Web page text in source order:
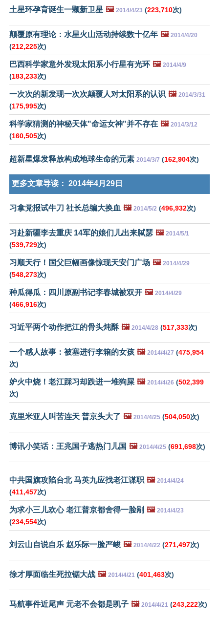
土星环孕育诞生一颗新卫星 🖼️ 2014/4/23 (223,710次)
颠覆原有理论：水星火山活动持续数十亿年 🖼️ 2014/4/20
(212,225次)
巴西科学家意外发现太阳系小行星有光环 🖼️ 2014/4/9
(183,233次)
一次次的新发现一次次颠覆人对太阳系的认识 🖼️ 2014/3/31
(175,995次)
科学家猜测的神秘天体"命运女神"并不存在 🖼️ 2014/3/12
(160,505次)
超新星爆发释放构成地球生命的元素 2014/3/7 (162,904次)
更多文章导读： 2014年4月29日
习拿党报试牛刀 社长总编大换血 🖼️ 2014/5/2 (496,932次)
习赴新疆李去重庆 14军的娘们儿出来脦瑟 🖼️ 2014/5/1
(539,729次)
习顺天行！国父巨幅画像惊现天安门广场 🖼️ 2014/4/29
(548,273次)
种瓜得瓜：四川原副书记李春城被双开 🖼️ 2014/4/29
(466,916次)
习近平两个动作把江的骨头炖酥 🖼️ 2014/4/28 (517,333次)
一个感人故事：被塞进行李箱的女孩 🖼️ 2014/4/27 (475,954
次)
妒火中烧！老江踩习却跌进一堆狗屎 🖼️ 2014/4/26 (502,399
次)
克里米亚人叫苦连天 普京头大了 🖼️ 2014/4/25 (504,050次)
博讯小笑话：王兆国子逃热门儿国 🖼️ 2014/4/25 (691,698次)
中共国旗攻陷台北 马英九应找老江谋职 🖼️ 2014/4/24
(411,457次)
为求小三儿欢心 老江普京都舍得一脸剐 🖼️ 2014/4/23
(234,554次)
刘云山自说自乐 赵乐际一脸严峻 🖼️ 2014/4/22 (271,497次)
徐才厚面临生死拉锯大战 🖼️ 2014/4/21 (401,463次)
马航事件近尾声 元老不会都是凯子 🖼️ 2014/4/21 (243,222次)